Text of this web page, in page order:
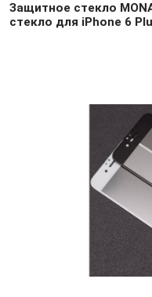
Защитное стекло
стекло для iPhone 6